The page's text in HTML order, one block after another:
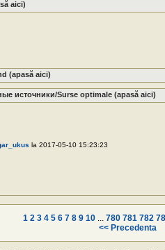
aici)
(apasă aici)
источники/Surse optimale (apasă aici)
la 2017-05-10 15:23:23
1 2 3 4 5 6 7 8 9 10 ... 780 781 782
<< Precedenta